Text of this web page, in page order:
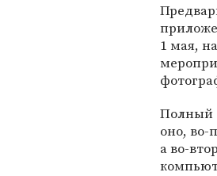
1 мая,
Полный
оно, во-
а во-